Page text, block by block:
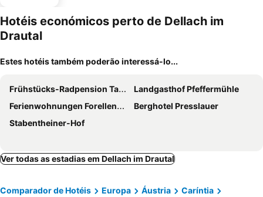
mento
Hotéis económicos perto de Dellach im
Drautal
Estes hotéis também poderão interessá-lo...
Frühstücks-Radpension Taurer-Thoman
Landgasthof Pfeffermühle
Ferienwohnungen Forellenhof Waldner
Berghotel Presslauer
Stabentheiner-Hof
Ver todas as estadias em Dellach im Drautal
Comparador de Hotéis Europa Áustria
Caríntia